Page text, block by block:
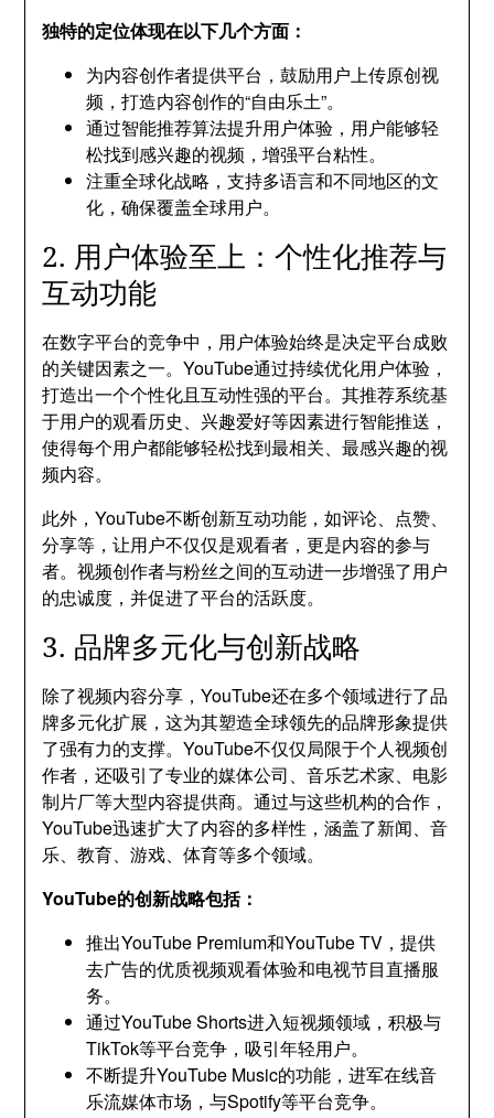
独特的定位体现在以下几个方面：
为内容创作者提供平台，鼓励用户上传原创视
频，打造内容创作的“自由乐土”。
通过智能推荐算法提升用户体验，用户能够轻
松找到感兴趣的视频，增强平台粘性。
注重全球化战略，支持多语言和不同地区的文
化，确保覆盖全球用户。
2. 用户体验至上：个性化推荐与
互动功能
在数字平台的竞争中，用户体验始终是决定平台成败
的关键因素之一。YouTube通过持续优化用户体验，
打造出一个个性化且互动性强的平台。其推荐系统基
于用户的观看历史、兴趣爱好等因素进行智能推送，
使得每个用户都能够轻松找到最相关、最感兴趣的视
频内容。
此外，YouTube不断创新互动功能，如评论、点赞、
分享等，让用户不仅仅是观看者，更是内容的参与
者。视频创作者与粉丝之间的互动进一步增强了用户
的忠诚度，并促进了平台的活跃度。
3. 品牌多元化与创新战略
除了视频内容分享，YouTube还在多个领域进行了品
牌多元化扩展，这为其塑造全球领先的品牌形象提供
了强有力的支撑。YouTube不仅仅局限于个人视频创
作者，还吸引了专业的媒体公司、音乐艺术家、电影
制片厂等大型内容提供商。通过与这些机构的合作，
YouTube迅速扩大了内容的多样性，涵盖了新闻、音
乐、教育、游戏、体育等多个领域。
YouTube的创新战略包括：
推出YouTube Premium和YouTube TV，提供
去广告的优质视频观看体验和电视节目直播服
务。
通过YouTube Shorts进入短视频领域，积极与
TikTok等平台竞争，吸引年轻用户。
不断提升YouTube Music的功能，进军在线音
乐流媒体市场，与Spotify等平台竞争。